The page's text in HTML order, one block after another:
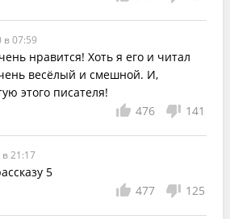
в 07:59
нравится! Хоть я его и читал
весёлый и смешной. И,
этого писателя!
476
141
21:17
Я поставлю этому рассказу 5
477
125